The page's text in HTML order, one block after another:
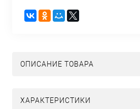
ОПИСАНИЕ ТОВАРА
ХАРАКТЕРИСТИКИ